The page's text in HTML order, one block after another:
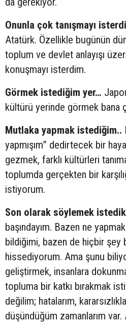
Onunla çok tanışmayı
Atatürk. Özellikle bugünün
toplum ve devlet anlayışı
konuşmayı isterdim.
Görmek istediğim yer…
kültürü yerinde görmek bana
Mutlaka yapmak istediğim..
yapmışım” dedirtecek bir
gezmek, farklı kültürleri
toplumda gerçekten bir
istiyorum.
Son olarak söylemek
başındayım. Bazen ne
bildiğimi, bazen de hiçbir şey
hissediyorum. Ama şunu
geliştirmek, insanlara
topluma bir katkı bırakmak
değilim; hatalarım,
düşündüğüm zamanlarım